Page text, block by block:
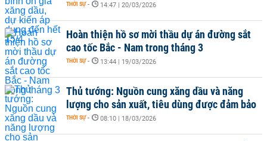
THỜI SỰ - 14:47 | 20/03/2026
Hoàn thiện hồ sơ mời thầu dự án đường sắt
cao tốc Bắc - Nam trong tháng 3
THỜI SỰ - 13:44 | 19/03/2026
Thủ tướng: Nguồn cung xăng dầu và năng
lượng cho sản xuất, tiêu dùng được đảm bảo
THỜI SỰ - 08:10 | 18/03/2026